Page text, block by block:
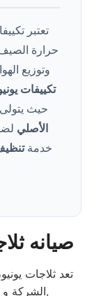
تعتبر
حرارة الصيف
وتوزيع
تكييفات
حيث
الأصلي
خدمة
صيانه
تعد ثلاجات
الشركة و أكثرها مبيعاً بين بقية المنتجات الأخرى,